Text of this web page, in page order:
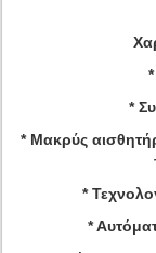
*
* Μακρύς
*
*